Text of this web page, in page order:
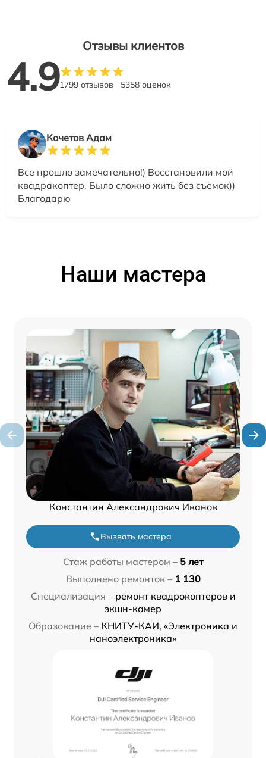
Отзывы клиентов
4.91799 отзывов 5358 оценок
Кочетов Адам
Все прошло замечательно!) Восстановили мой
квадракоптер. Было сложно жить без съемок))
Благодарю
Наши мастера
Константин Александрович Иванов
Вызвать мастера
Стаж работы мастером – 5 лет
Выполнено ремонтов – 1 130
Специализация – ремонт квадрокоптеров и
экшн-камер
Образование – КНИТУ-КАИ, «Электроника и
наноэлектроника»